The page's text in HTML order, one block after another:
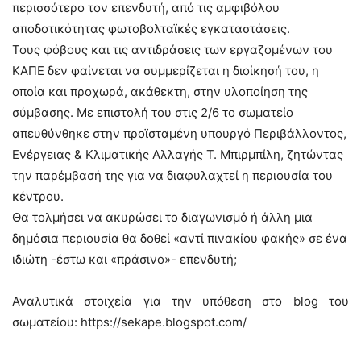
περισσότερο τον επενδυτή, από τις αμφιβόλου
αποδοτικότητας φωτοβολταϊκές εγκαταστάσεις.
Τους φόβους και τις αντιδράσεις των εργαζομένων του
ΚΑΠΕ δεν φαίνεται να συμμερίζεται η διοίκησή του, η
οποία και προχωρά, ακάθεκτη, στην υλοποίηση της
σύμβασης. Με επιστολή του στις 2/6 το σωματείο
απευθύνθηκε στην προϊσταμένη υπουργό Περιβάλλοντος,
Ενέργειας & Κλιματικής Αλλαγής Τ. Μπιρμπίλη, ζητώντας
την παρέμβασή της για να διαφυλαχτεί η περιουσία του
κέντρου.
Θα τολμήσει να ακυρώσει το διαγωνισμό ή άλλη μια
δημόσια περιουσία θα δοθεί «αντί πινακίου φακής» σε ένα
ιδιώτη -έστω και «πράσινο»- επενδυτή;
Αναλυτικά στοιχεία για την υπόθεση στο blog του
σωματείου: https://sekape.blogspot.com/